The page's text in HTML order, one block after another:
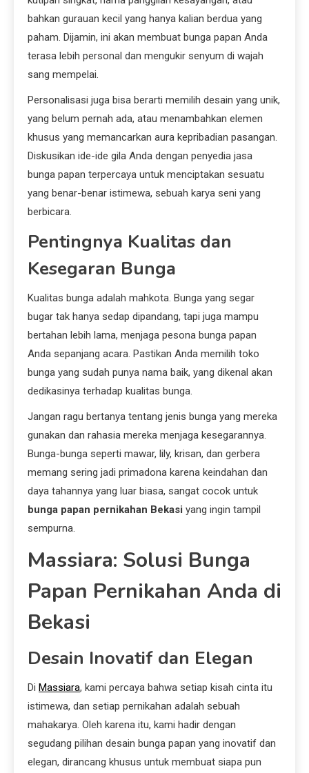
bahkan gurauan kecil yang hanya kalian berdua yang
paham. Dijamin, ini akan membuat bunga papan Anda
terasa lebih personal dan mengukir senyum di wajah
sang mempelai.
Personalisasi juga bisa berarti memilih desain yang unik,
yang belum pernah ada, atau menambahkan elemen
khusus yang memancarkan aura kepribadian pasangan.
Diskusikan ide-ide gila Anda dengan penyedia jasa
bunga papan terpercaya untuk menciptakan sesuatu
yang benar-benar istimewa, sebuah karya seni yang
berbicara.
Pentingnya Kualitas dan
Kesegaran Bunga
Kualitas bunga adalah mahkota. Bunga yang segar
bugar tak hanya sedap dipandang, tapi juga mampu
bertahan lebih lama, menjaga pesona bunga papan
Anda sepanjang acara. Pastikan Anda memilih toko
bunga yang sudah punya nama baik, yang dikenal akan
dedikasinya terhadap kualitas bunga.
Jangan ragu bertanya tentang jenis bunga yang mereka
gunakan dan rahasia mereka menjaga kesegarannya.
Bunga-bunga seperti mawar, lily, krisan, dan gerbera
memang sering jadi primadona karena keindahan dan
daya tahannya yang luar biasa, sangat cocok untuk
bunga papan pernikahan Bekasi yang ingin tampil
sempurna.
Massiara: Solusi Bunga
Papan Pernikahan Anda di
Bekasi
Desain Inovatif dan Elegan
Di Massiara, kami percaya bahwa setiap kisah cinta itu
istimewa, dan setiap pernikahan adalah sebuah
mahakarya. Oleh karena itu, kami hadir dengan
segudang pilihan desain bunga papan yang inovatif dan
elegan, dirancang khusus untuk membuat siapa pun